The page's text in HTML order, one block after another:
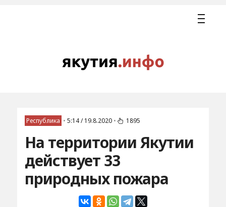
Республика • 5:14 / 19.8.2020 • 1895
На территории Якутии
действует 33
природных пожара